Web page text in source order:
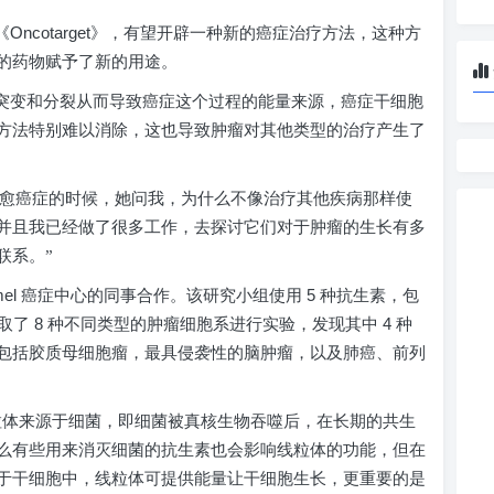
Oncotarget》，有望开辟一种新的癌症治疗方法，这种方
物赋予了新的用途。
变和分裂从而导致癌症这个过程的能量来源，癌症干细胞
特别难以消除，这也导致肿瘤对其他类型的治疗产生了
癌症的时候，她问我，为什么不像治疗其他疾病那样使
且我已经做了很多工作，去探讨它们对于肿瘤的生长有多
系。”
癌症中心的同事合作。该研究小组使用 5 种抗生素，包
了 8 种不同类型的肿瘤细胞系进行实验，发现其中 4 种
胶质母细胞瘤，最具侵袭性的脑肿瘤，以及肺癌、前列
来源于细菌，即细菌被真核生物吞噬后，在长期的共生
有些用来消灭细菌的抗生素也会影响线粒体的功能，但在
干细胞中，线粒体可提供能量让干细胞生长，更重要的是